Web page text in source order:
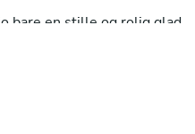
bare en stille og rolig glad
en italiensk restaurant